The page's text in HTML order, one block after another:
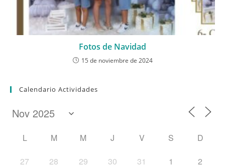
Fotos de Navidad
15 de noviembre de 2024
Calendario Actividades
L M M J V S D
27 28 29 30 31 1 2